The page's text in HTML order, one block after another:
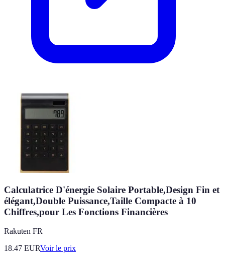
Calculatrice D'énergie Solaire Portable,Design Fin et
élégant,Double Puissance,Taille Compacte à 10
Chiffres,pour Les Fonctions Financières
Rakuten FR
18.47 EURVoir le prix